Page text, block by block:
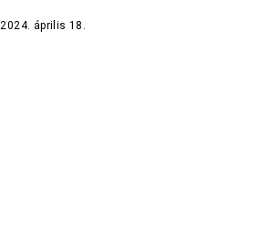
2024. április 18.